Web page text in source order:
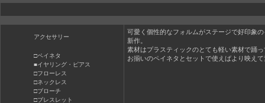
アクセサリー
□ペイネタ
■イヤリング・ピアス
□フローレス
□ネックレス
□ブローチ
□ブレスレット
可愛く個性的なフォルムがステージで好印象
新作。
素材はプラスティックのとても軽い素材で踊
お揃いのペイネタとセットで使えばより映え